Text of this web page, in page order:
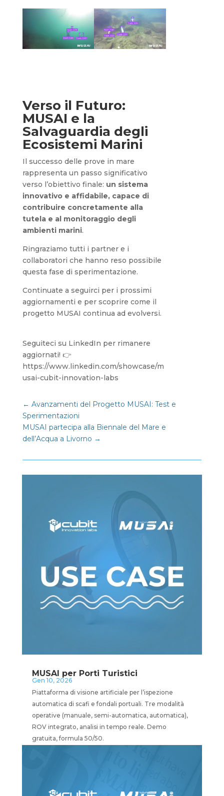
Verso il Futuro:
MUSAI e la
Salvaguardia degli
Ecosistemi Marini
Il successo delle prove in mare
rappresenta un passo significativo
verso l’obiettivo finale: un sistema
innovativo e affidabile, capace di
contribuire concretamente alla
tutela e al monitoraggio degli
ambienti marini.
Ringraziamo tutti i partner e i
collaboratori che hanno reso possibile
questa fase di sperimentazione.
Continuate a seguirci per i prossimi
aggiornamenti e per scoprire come il
progetto MUSAI continua ad evolversi.
Seguiteci su LinkedIn per rimanere
aggiornati! 👉
https://www.linkedin.com/showcase/m
usai-cubit-innovation-labs
← Avanzamenti del Progetto MUSAI: Test e
Sperimentazioni
MUSAI partecipa alla Biennale del Mare e
dell’Acqua a Livorno →
MUSAI per Porti Turistici
Gen 10, 2026
Piattaforma di visione artificiale per l’ispezione
automatica di scafi e fondali portuali. Tre modalità
operative (manuale, semi-automatica, automatica),
ROV integrato, analisi in tempo reale. Demo
gratuita, formula 50/50.